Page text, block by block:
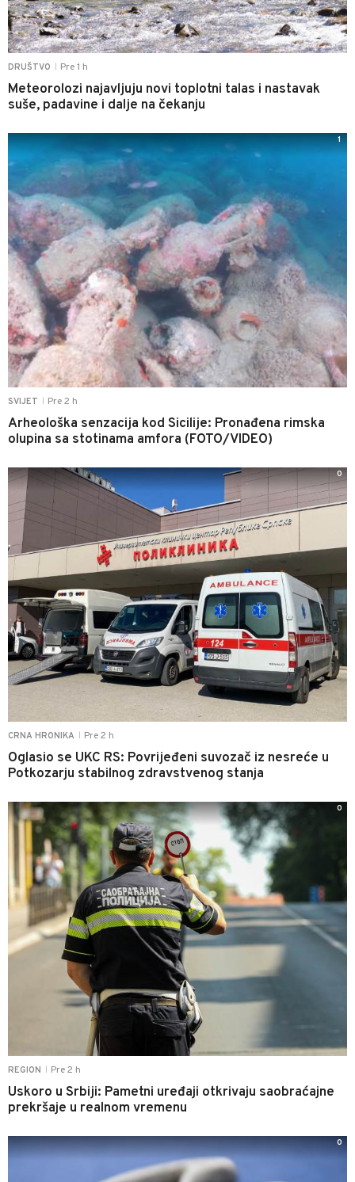
DRUŠTVO Pre 1 h
Meteorolozi najavljuju novi toplotni talas i nastavak
suše, padavine i dalje na čekanju
SVIJET Pre 2 h
Arheološka senzacija kod Sicilije: Pronađena rimska
olupina sa stotinama amfora (FOTO/VIDEO)
1
CRNA HRONIKA Pre 2 h
Oglasio se UKC RS: Povrijeđeni suvozač iz nesreće u
Potkozarju stabilnog zdravstvenog stanja
0
REGION Pre 2 h
Uskoro u Srbiji: Pametni uređaji otkrivaju saobraćajne
prekršaje u realnom vremenu
0
0